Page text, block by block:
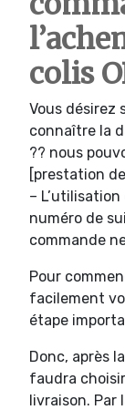
colis
Vous désirez
connaître la
?? nous
[prestation
–
numéro de
commande
Pour
facilement
étape
Donc, après
faudra
livraison. Par